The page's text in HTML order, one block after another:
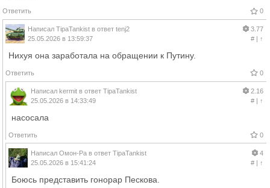
Ответить 0
Написал TipaTankist в ответ tenj2
25.05.2026 в 13:59:37
3.77
#| ↑
Нихуя она заработала на обращении к Путину.
Ответить 0
Написал kermit в ответ TipaTankist
25.05.2026 в 14:33:49
2.16
#| ↑
насосала
Ответить 0
Написал Омон-Ра в ответ TipaTankist
25.05.2026 в 15:41:24
4
#| ↑
Боюсь представить гонорар Пескова.